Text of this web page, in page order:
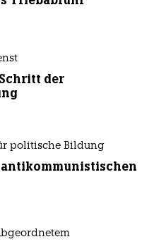
der
politische Bildung